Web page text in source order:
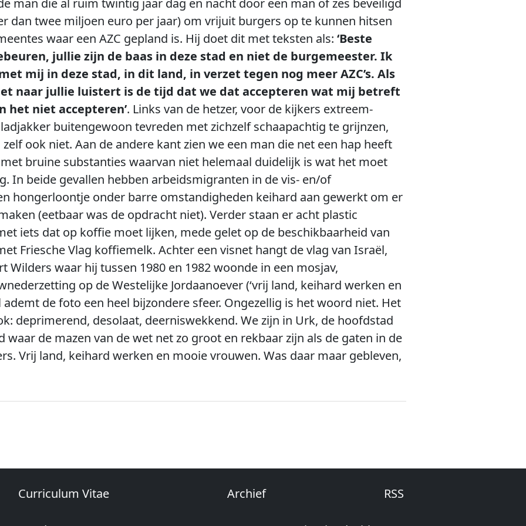
dan twee miljoen euro per jaar) om vrijuit burgers op te kunnen hitsen
waar een AZC gepland is. Hij doet dit met teksten als: ‘Beste
jullie zijn de baas in deze stad en niet de burgemeester. Ik
mij in deze stad, in dit land, in verzet tegen nog meer AZC’s. Als
naar jullie luistert is de tijd dat we dat accepteren wat mij betreft
het niet accepteren’. Links van de hetzer, voor de kijkers extreem-
buitengewoon tevreden met zichzelf schaapachtig te grijnzen,
ook niet. Aan de andere kant zien we een man die net een hap heeft
bruine substanties waarvan niet helemaal duidelijk is wat het moet
In beide gevallen hebben arbeidsmigranten in de vis- en/of
hongerloontje onder barre omstandigheden keihard aan gewerkt om er
(eetbaar was de opdracht niet). Verder staan er acht plastic
iets dat op koffie moet lijken, mede gelet op de beschikbaarheid van
Friesche Vlag koffiemelk. Achter een visnet hangt de vlag van Israël,
Wilders waar hij tussen 1980 en 1982 woonde in een mosjav,
op de Westelijke Jordaanoever (‘vrij land, keihard werken en
ademt de foto een heel bijzondere sfeer. Ongezellig is het woord niet. Het
deprimerend, desolaat, deerniswekkend. We zijn in Urk, de hoofdstad
waar de mazen van de wet net zo groot en rekbaar zijn als de gaten in de
Vrij land, keihard werken en mooie vrouwen. Was daar maar gebleven,
Curriculum Vitae Archief RSS